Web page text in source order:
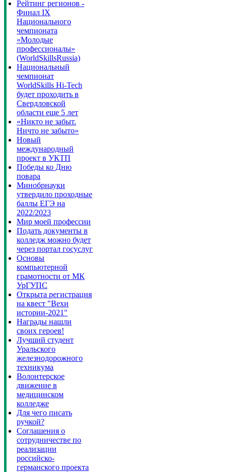
Рейтинг регионов -
Финал IX
Национального
чемпионата
«Молодые
профессионалы»
(WorldSkillsRussia)
Национальный
чемпионат
WorldSkills Hi-Tech
будет проходить в
Свердловской
области еще 5 лет
«Никто не забыт.
Ничто не забыто»
Новый
международный
проект в УКТП
Победы ко Дню
повара
Минобрнауки
утвердило проходные
баллы ЕГЭ на
2022/2023
Мир моей профессии
Подать документы в
колледж можно будет
через портал госуслуг
Основы
компьютерной
грамотности от МК
УрГУПС
Открыта регистрация
на квест "Вехи
истории-2021"
Награды нашли
своих героев!
Лучший студент
Уральского
железнодорожного
техникума
Волонтерское
движение в
медицинском
колледже
Для чего писать
ручкой?
Соглашения о
сотрудничестве по
реализации
российско-
германского проекта